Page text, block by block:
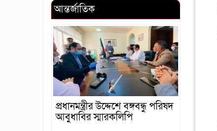
আন্তর্জাতিক
প্রধানমন্ত্রীর উদ্দেশে বঙ্গবন্ধু পরিষদ
আবুধাবির স্মারকলিপি